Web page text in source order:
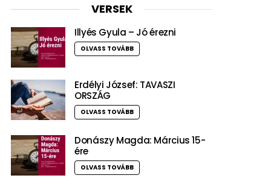
VERSEK
Illyés Gyula – Jó érezni
OLVASS TOVÁBB
Erdélyi József: TAVASZI
ORSZÁG
OLVASS TOVÁBB
Donászy Magda: Március 15-
ére
OLVASS TOVÁBB